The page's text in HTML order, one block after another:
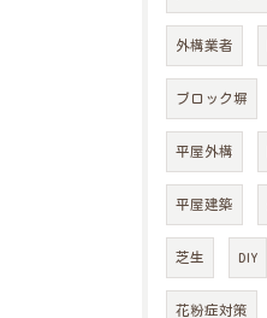
外構業者
ブロック塀
平屋外構
平屋建築
芝生 DIY
花粉症対策